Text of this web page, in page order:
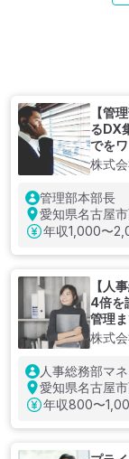
【管
るDX
でを
株式
管理部本部長
愛知県名古屋
年収1,000〜
【人
4倍を
管理
株式
人事総務部マ
愛知県名古屋
年収800〜